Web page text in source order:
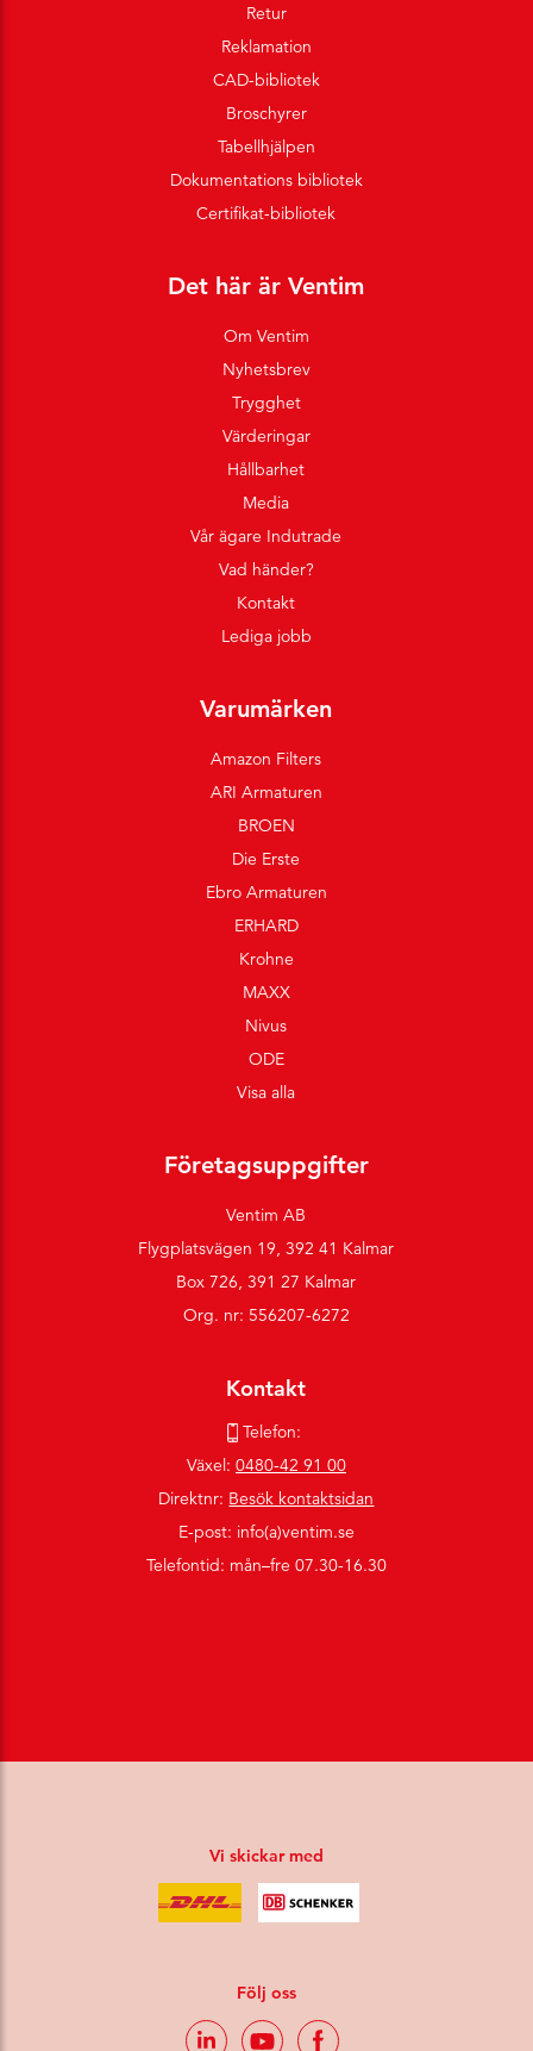
Retur
Reklamation
CAD-bibliotek
Broschyrer
Tabellhjälpen
Dokumentations bibliotek
Certifikat-bibliotek
Det här är Ventim
Om Ventim
Nyhetsbrev
Trygghet
Värderingar
Hållbarhet
Media
Vår ägare Indutrade
Vad händer?
Kontakt
Lediga jobb
Varumärken
Amazon Filters
ARI Armaturen
BROEN
Die Erste
Ebro Armaturen
ERHARD
Krohne
MAXX
Nivus
ODE
Visa alla
Företagsuppgifter
Ventim AB
Flygplatsvägen 19, 392 41 Kalmar
Box 726, 391 27 Kalmar
Org. nr: 556207-6272
Kontakt
Telefon:
Växel: 0480-42 91 00
Direktnr: Besök kontaktsidan
E-post: info(a)ventim.se
Telefontid: mån–fre 07.30-16.30
Vi skickar med
Följ oss